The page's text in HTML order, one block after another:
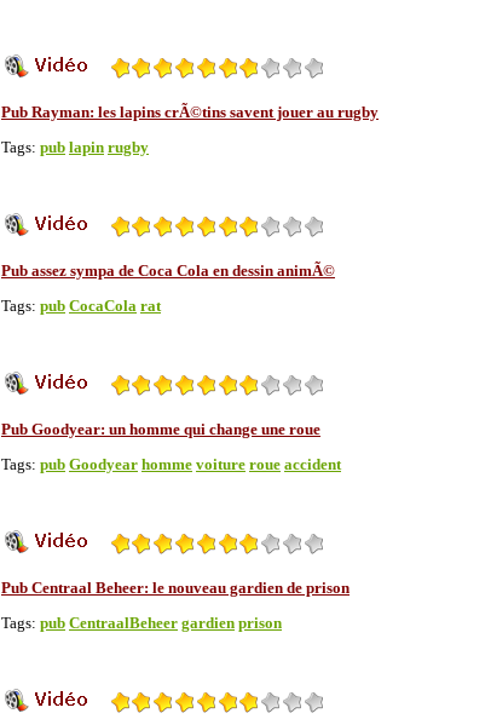
Pub Rayman: les lapins crÃ©tins savent jouer au rugby
Tags: pub lapin rugby
Pub assez sympa de Coca Cola en dessin animÃ©
Tags: pub CocaCola rat
Pub Goodyear: un homme qui change une roue
Tags: pub Goodyear homme voiture roue accident
Pub Centraal Beheer: le nouveau gardien de prison
Tags: pub CentraalBeheer gardien prison